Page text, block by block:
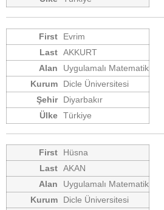
Evrim
AKKURT
Uygulamalı Matematik
Dicle Üniversitesi
Diyarbakır
Türkiye
Hüsna
AKAN
Uygulamalı Matematik
Dicle Üniversitesi